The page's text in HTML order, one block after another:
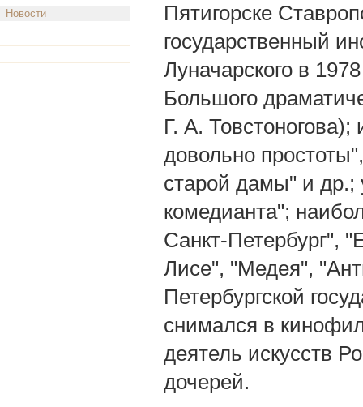
Новости
Пятигорске
государственный
Луначарского в
Большого
Г. А. Товстоногова);
довольно
старой дамы" и др.;
комедианта";
Санкт-Петербург",
Лисе", "Медея",
Петербургской
снимался в
деятель искусств
дочерей.